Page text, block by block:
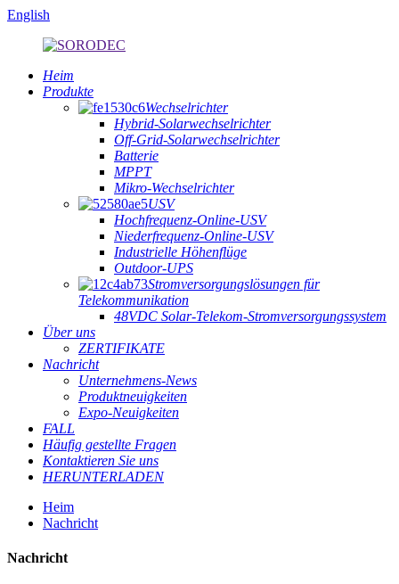
English
Heim
Produkte
Wechselrichter
Hybrid-Solarwechselrichter
Off-Grid-Solarwechselrichter
Batterie
MPPT
Mikro-Wechselrichter
USV
Hochfrequenz-Online-USV
Niederfrequenz-Online-USV
Industrielle Höhenflüge
Outdoor-UPS
Stromversorgungslösungen für
Telekommunikation
48VDC Solar-Telekom-Stromversorgungssystem
Über uns
ZERTIFIKATE
Nachricht
Unternehmens-News
Produktneuigkeiten
Expo-Neuigkeiten
FALL
Häufig gestellte Fragen
Kontaktieren Sie uns
HERUNTERLADEN
Heim
Nachricht
Nachricht